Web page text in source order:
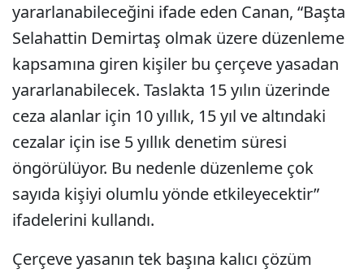
yararlanabileceğini ifade eden Canan, “Başta
Selahattin Demirtaş olmak üzere düzenleme
kapsamına giren kişiler bu çerçeve yasadan
yararlanabilecek. Taslakta 15 yılın üzerinde
ceza alanlar için 10 yıllık, 15 yıl ve altındaki
cezalar için ise 5 yıllık denetim süresi
öngörülüyor. Bu nedenle düzenleme çok
sayıda kişiyi olumlu yönde etkileyecektir”
ifadelerini kullandı.
Çerçeve yasanın tek başına kalıcı çözüm